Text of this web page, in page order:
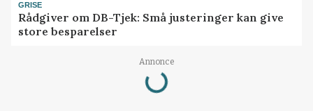
GRISE
Rådgiver om DB-Tjek: Små justeringer kan give
store besparelser
Annonce
Loading...